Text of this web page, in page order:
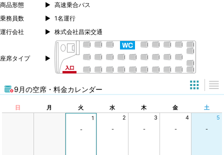
商品形態
高速乗合バス
乗務員数
1名運行
運行会社
株式会社昌栄交通
座席タイプ
9月の空席・料金カレンダー
日 月 火 水 木 金
土
1
-
2
-
3
-
4
-
5
-